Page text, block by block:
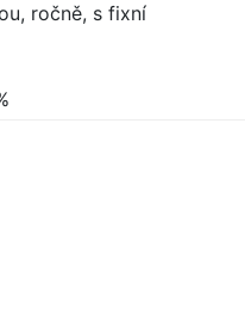
ročně, s fixní